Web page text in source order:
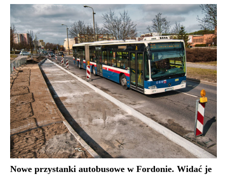
Nowe przystanki autobusowe w Fordonie. Widać je